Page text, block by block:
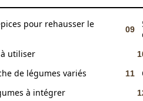
pour rehausser le
à utiliser
de légumes variés
à intégrer